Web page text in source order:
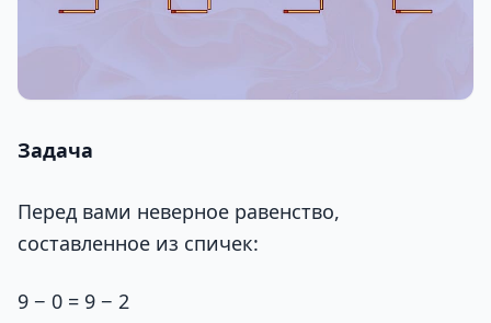
Задача
Перед вами неверное равенство,
составленное из спичек:
9 − 0 = 9 − 2